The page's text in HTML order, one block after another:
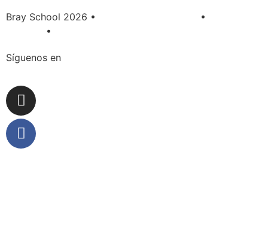
Bray School 2026 • •
•
Síguenos en